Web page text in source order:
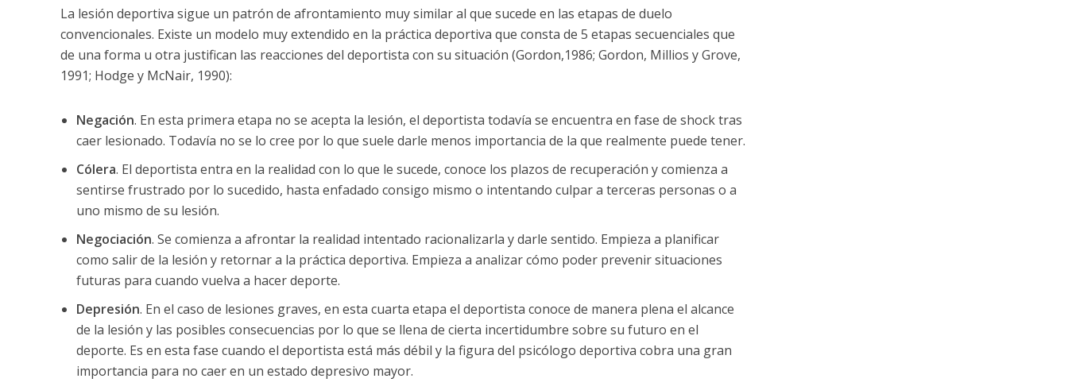
La lesión deportiva sigue un patrón de afrontamiento muy similar al que sucede en las etapas de duelo
convencionales. Existe un modelo muy extendido en la práctica deportiva que consta de 5 etapas secuenciales que
de una forma u otra justifican las reacciones del deportista con su situación (Gordon,1986; Gordon, Millios y Grove,
1991; Hodge y McNair, 1990):
Negación. En esta primera etapa no se acepta la lesión, el deportista todavía se encuentra en fase de shock tras
caer lesionado. Todavía no se lo cree por lo que suele darle menos importancia de la que realmente puede tener.
Cólera. El deportista entra en la realidad con lo que le sucede, conoce los plazos de recuperación y comienza a
sentirse frustrado por lo sucedido, hasta enfadado consigo mismo o intentando culpar a terceras personas o a
uno mismo de su lesión.
Negociación. Se comienza a afrontar la realidad intentado racionalizarla y darle sentido. Empieza a planificar
como salir de la lesión y retornar a la práctica deportiva. Empieza a analizar cómo poder prevenir situaciones
futuras para cuando vuelva a hacer deporte.
Depresión. En el caso de lesiones graves, en esta cuarta etapa el deportista conoce de manera plena el alcance
de la lesión y las posibles consecuencias por lo que se llena de cierta incertidumbre sobre su futuro en el
deporte. Es en esta fase cuando el deportista está más débil y la figura del psicólogo deportiva cobra una gran
importancia para no caer en un estado depresivo mayor.